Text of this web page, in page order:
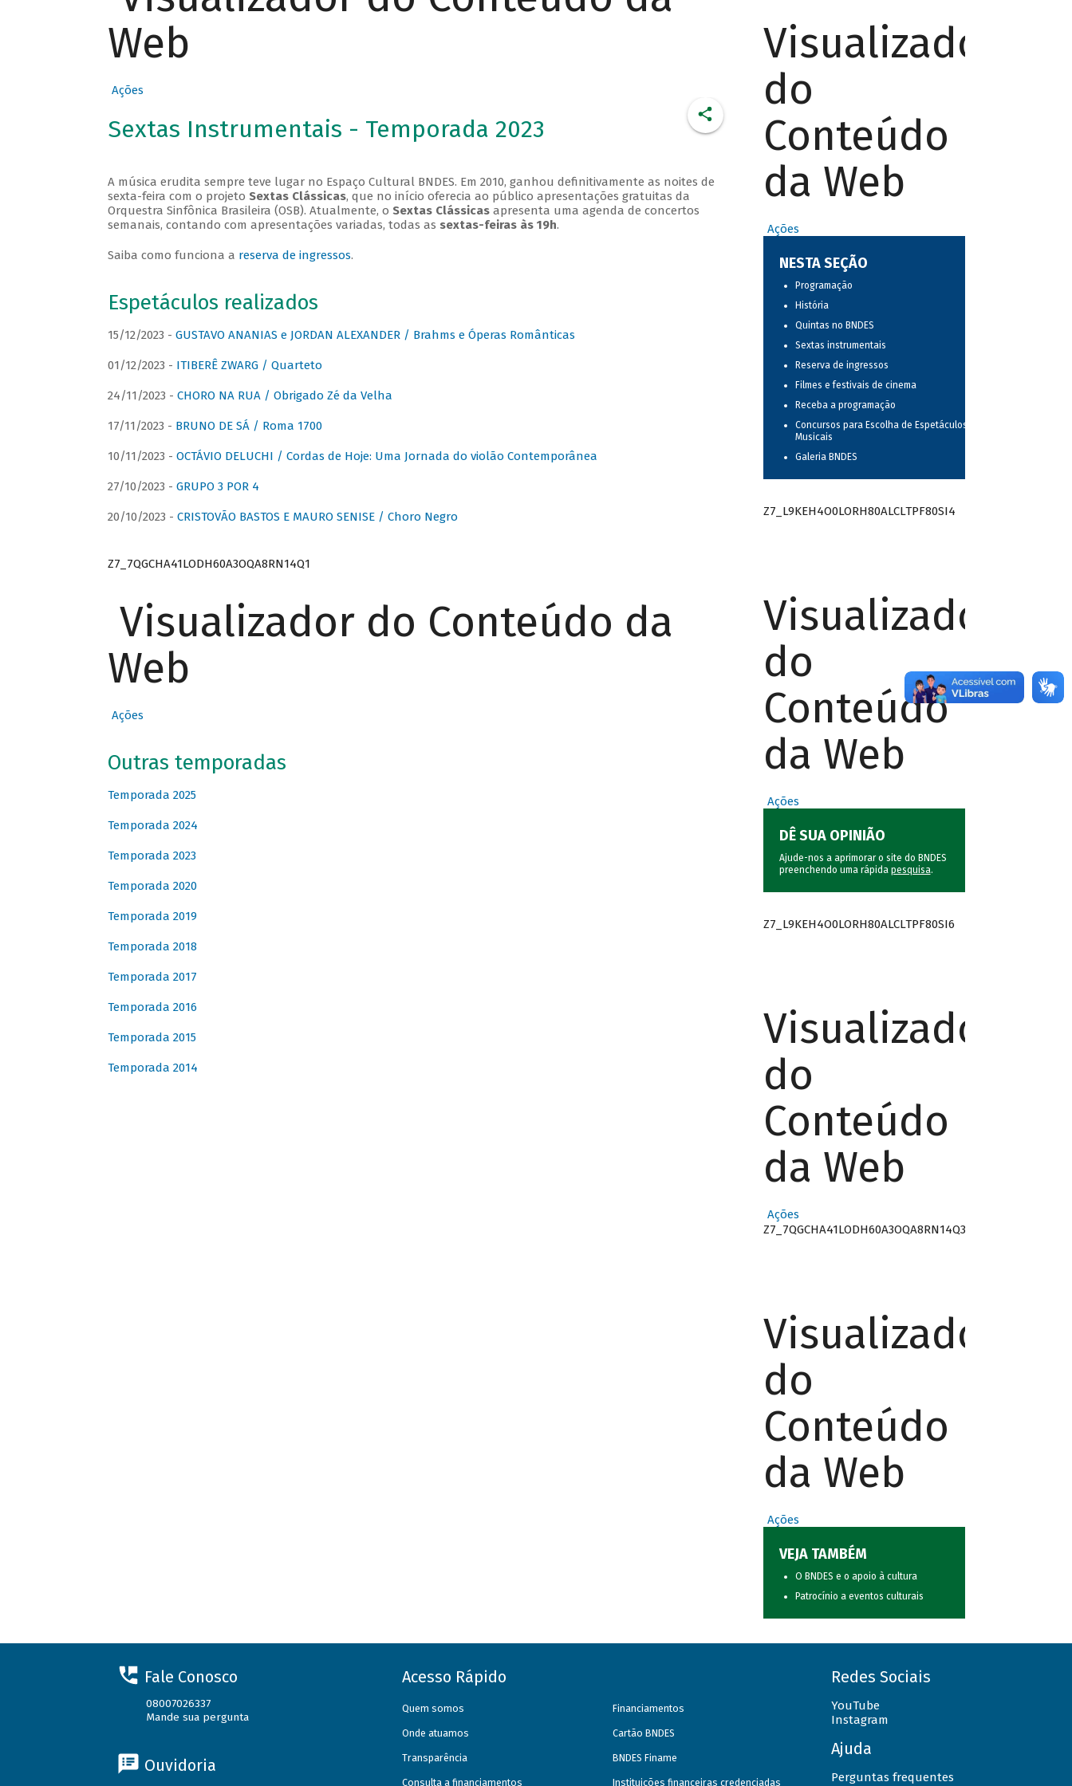
Web
Ações
Sextas Instrumentais - Temporada 2023
A música erudita sempre teve lugar no Espaço Cultural BNDES. Em 2010, ganhou definitivamente as noites de
sexta-feira com o projeto Sextas Clássicas, que no início oferecia ao público apresentações gratuitas da
Orquestra Sinfônica Brasileira (OSB). Atualmente, o Sextas Clássicasapresenta uma agenda de concertos
semanais, contando com apresentações variadas, todas as sextas-feiras às 19h.
Saiba como funciona a reserva de ingressos.
Espetáculos realizados
15/12/2023 - GUSTAVO ANANIAS e JORDAN ALEXANDER / Brahms e Óperas Românticas
01/12/2023 - ITIBERÊ ZWARG / Quarteto
24/11/2023 - CHORO NA RUA / Obrigado Zé da Velha
17/11/2023 - BRUNO DE SÁ / Roma 1700
10/11/2023 - OCTÁVIO DELUCHI / Cordas de Hoje: Uma Jornada do violão Contemporânea
27/10/2023 - GRUPO 3 POR 4
20/10/2023 - CRISTOVÃO BASTOS E MAURO SENISE / Choro Negro
Z7_7QGCHA41LODH60A3OQA8RN14Q1
Visualizador do Conteúdo da
Web
Ações
Outras temporadas
Temporada 2025
Temporada 2024
Temporada 2023
Temporada 2020
Temporada 2019
Temporada 2018
Temporada 2017
Temporada 2016
Temporada 2015
Temporada 2014
Visualizador
do
Conteúdo
da Web
Ações
NESTA SEÇÃO
Programação
História
Quintas no BNDES
Sextas instrumentais
Reserva de ingressos
Filmes e festivais de cinema
Receba a programação
Concursos para Escolha de Espetáculos
Musicais
Galeria BNDES
Z7_L9KEH4O0LORH80ALCLTPF80SI4
Visualizador
do
Conteúdo
da Web
Ações
DÊ SUA OPINIÃO
Ajude-nos a aprimorar o site do BNDES
preenchendo uma rápida pesquisa.
Z7_L9KEH4O0LORH80ALCLTPF80SI6
Visualizador
do
Conteúdo
da Web
Ações
Z7_7QGCHA41LODH60A3OQA8RN14Q3
Visualizador
do
Conteúdo
da Web
Ações
VEJA TAMBÉM
O BNDES e o apoio à cultura
Patrocínio a eventos culturais
Fale Conosco
08007026337
Mande sua pergunta
Ouvidoria
Acesso Rápido
Quem somos
Onde atuamos
Transparência
Consulta a financiamentos
Financiamentos
Cartão BNDES
BNDES Finame
Instituições financeiras credenciadas
Redes Sociais
YouTube
Instagram
Ajuda
Perguntas frequentes